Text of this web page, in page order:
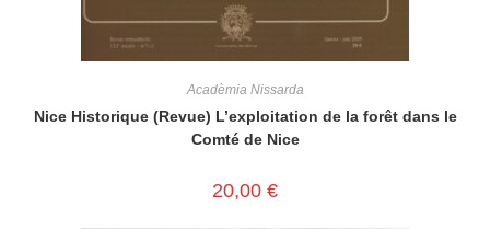
Acadèmia Nissarda
Nice Historique (Revue) L’exploitation de la forêt dans le
Comté de Nice
20,00 €